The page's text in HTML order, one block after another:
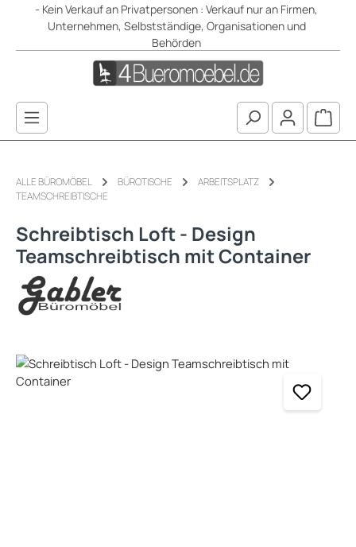
Zum Hauptinhalt springen
- Kein Verkauf an Privatpersonen : Verkauf nur an Firmen,
Unternehmen, Selbstständige, Organisationen und
Behörden
ALLE BÜROMÖBEL BÜROTISCHE
ARBEITSPLATZ
TEAMSCHREIBTISCHE
Schreibtisch Loft - Design
Teamschreibtisch mit Container
Bildergalerie überspringen